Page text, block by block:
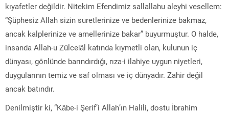
kıyafetler değildir. Nitekim Efendimiz sallallahu aleyhi vesellem:
“Şüphesiz Allah sizin suretlerinize ve bedenlerinize bakmaz,
ancak kalplerinize ve amellerinize bakar” buyurmuştur. O halde,
insanda Allah-u Zülcelâl katında kıymetli olan, kulunun iç
dünyası, gönlünde barındırdığı, rıza-i ilahiye uygun niyetleri,
duygularının temiz ve saf olması ve iç dünyadır. Zahir değil
ancak batındır.
Denilmiştir ki, “Kâbe-i Şerif’i Allah’ın Halili, dostu İbrahim